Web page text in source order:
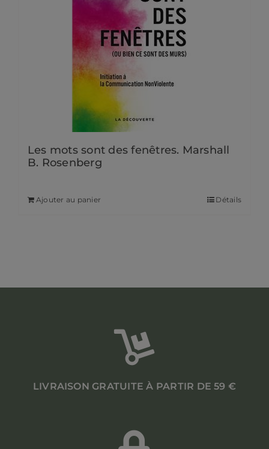
Les mots sont des fenêtres. Marshall
B. Rosenberg
Ajouter au panier Détails
LIVRAISON GRATUITE À PARTIR DE 59 €